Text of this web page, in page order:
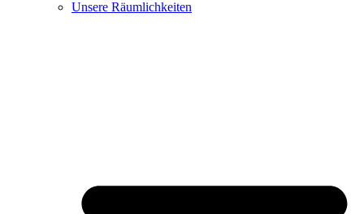
Unsere Räumlichkeiten